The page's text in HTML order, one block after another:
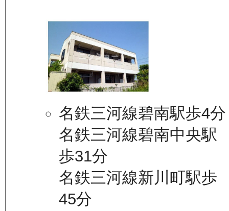
名鉄三河線碧南駅歩4分
名鉄三河線碧南中央駅
歩31分
名鉄三河線新川町駅歩
45分